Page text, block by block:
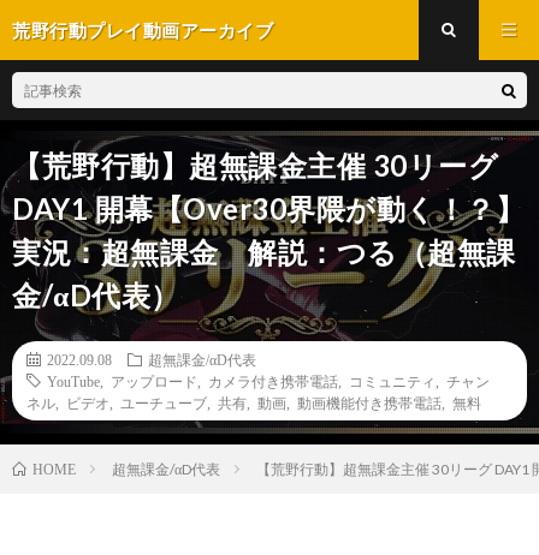
荒野行動プレイ動画アーカイブ
【荒野行動】超無課金主催 30リーグ
DAY1 開幕【Over30界隈が動く！？】
実況：超無課金 解説：つる（超無課
金/αD代表）
2022.09.08
超無課金/αD代表
YouTube
アップロード カメラ付き携帯電話 コミュニティ
チャン
ネル
ビデオ ユーチューブ 共有 動画 動画機能付き携帯電話 無料
HOME 超無課金/αD代表 【荒野行動】超無課金主催 30リーグ